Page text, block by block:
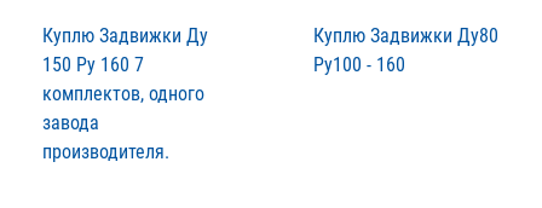
Куплю Задвижки Ду
150 Ру 160 7
комплектов, одного
завода
производителя.
Куплю Задвижки Ду80
Ру100 - 160